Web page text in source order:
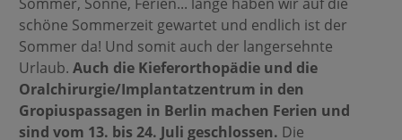
schöne Sommerzeit gewartet und endlich ist der
Sommer da! Und somit auch der langersehnte
Urlaub. Auch die Kieferorthopädie und die
Oralchirurgie/Implantatzentrum in den
Gropiuspassagen in Berlin machen Ferien und
sind vom 13. bis 24. Juli geschlossen. Die